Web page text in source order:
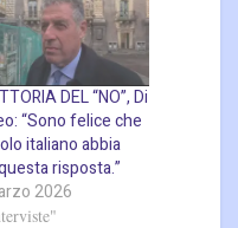
DEL “NO”, Di
“Sono felice che
italiano abbia
risposta.”
2026